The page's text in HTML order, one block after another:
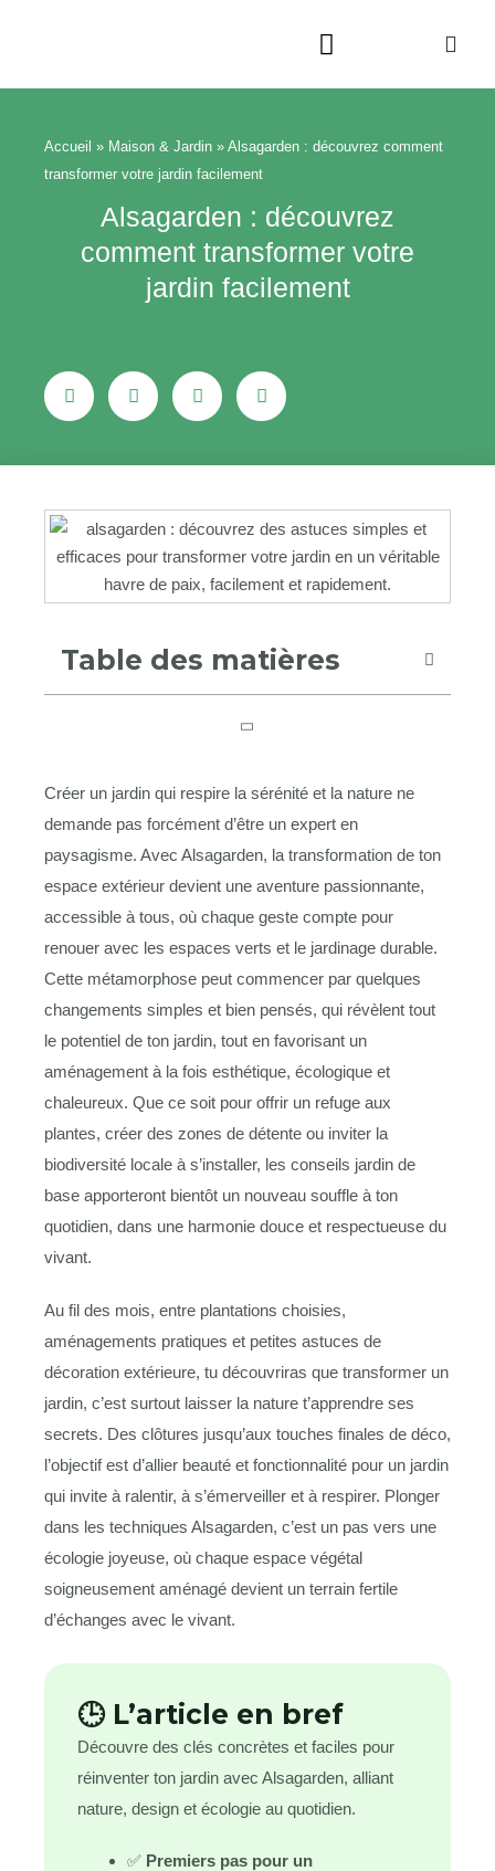
Accueil » Maison & Jardin » Alsagarden : découvrez comment
transformer votre jardin facilement
Alsagarden : découvrez
comment transformer votre
jardin facilement
Table des matières
Créer un jardin qui respire la sérénité et la nature ne
demande pas forcément d’être un expert en
paysagisme. Avec Alsagarden, la transformation de ton
espace extérieur devient une aventure passionnante,
accessible à tous, où chaque geste compte pour
renouer avec les espaces verts et le jardinage durable.
Cette métamorphose peut commencer par quelques
changements simples et bien pensés, qui révèlent tout
le potentiel de ton jardin, tout en favorisant un
aménagement à la fois esthétique, écologique et
chaleureux. Que ce soit pour offrir un refuge aux
plantes, créer des zones de détente ou inviter la
biodiversité locale à s’installer, les conseils jardin de
base apporteront bientôt un nouveau souffle à ton
quotidien, dans une harmonie douce et respectueuse du
vivant.
Au fil des mois, entre plantations choisies,
aménagements pratiques et petites astuces de
décoration extérieure, tu découvriras que transformer un
jardin, c’est surtout laisser la nature t’apprendre ses
secrets. Des clôtures jusqu’aux touches finales de déco,
l’objectif est d’allier beauté et fonctionnalité pour un jardin
qui invite à ralentir, à s’émerveiller et à respirer. Plonger
dans les techniques Alsagarden, c’est un pas vers une
écologie joyeuse, où chaque espace végétal
soigneusement aménagé devient un terrain fertile
d’échanges avec le vivant.
🕒 L’article en bref
Découvre des clés concrètes et faciles pour
réinventer ton jardin avec Alsagarden, alliant
nature, design et écologie au quotidien.
✅ Premiers pas pour un